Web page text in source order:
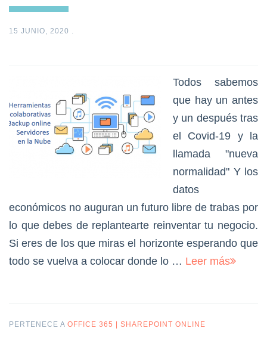
15 JUNIO, 2020 .
Todos sabemos
que hay un antes
y un después tras
el Covid-19 y la
llamada "nueva
normalidad" Y los
datos
económicos no auguran un futuro libre de trabas por
lo que debes de replantearte reinventar tu negocio.
Si eres de los que miras el horizonte esperando que
todo se vuelva a colocar donde lo … Leer más
PERTENECE A OFFICE 365 | SHAREPOINT ONLINE